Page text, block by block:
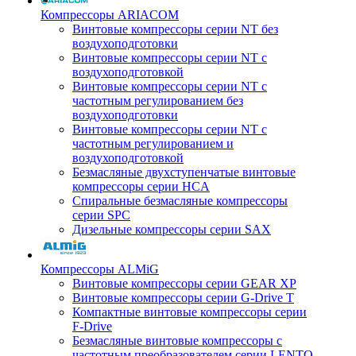
Компрессоры ARIACOM
Винтовые компрессоры серии NT без
воздухоподготовки
Винтовые компрессоры серии NT c
воздухоподготовкой
Винтовые компрессоры серии NT с
частотным регулированием без
воздухоподготовки
Винтовые компрессоры серии NT с
частотным регулированием и
воздухоподготовкой
Безмасляные двухступенчатые винтовые
компрессоры серии HCA
Спиральные безмасляные компрессоры
серии SPC
Дизельные компрессоры серии SAX
Компрессоры ALMiG
Винтовые компрессоры серии GEAR XP
Винтовые компрессоры серии G-Drive T
Компактные винтовые компрессоры серии
F-Drive
Безмасляные винтовые компрессоры с